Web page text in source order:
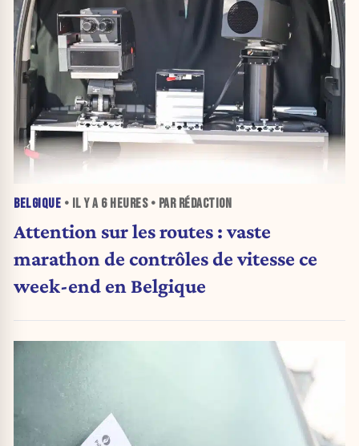
BELGIQUE • IL Y A 6 HEURES• PAR RÉDACTION
Attention sur les routes : vaste
marathon de contrôles de vitesse ce
week-end en Belgique